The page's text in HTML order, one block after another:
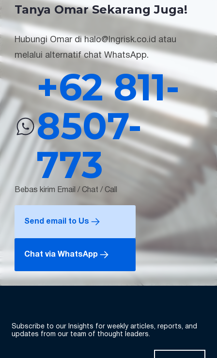
Tanya Omar Sekarang Juga!
Hubungi Omar di halo@lngrisk.co.id atau
melalui alternatif chat WhatsApp.
+62 811-
8507-
773
Bebas kirim Email / Chat / Call
Send email to Us
Chat via WhatsApp
Subscribe to our Insights for weekly articles, reports, and
updates from our team of thought leaders.